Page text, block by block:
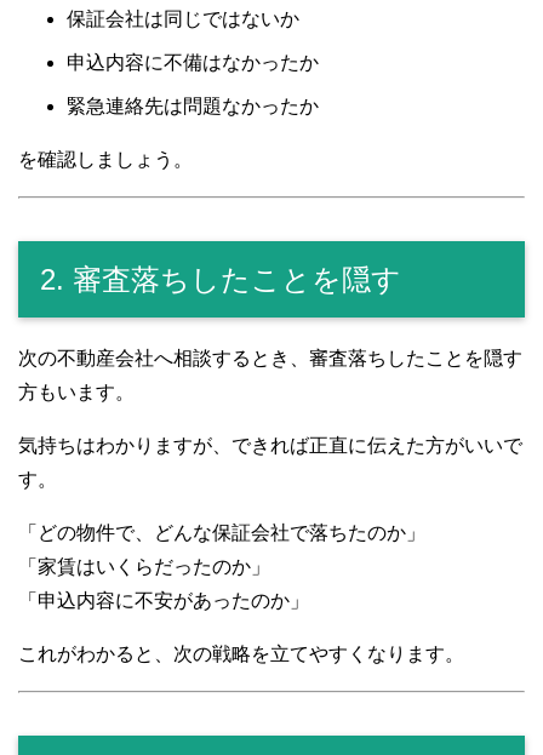
保証会社は同じではないか
申込内容に不備はなかったか
緊急連絡先は問題なかったか
を確認しましょう。
2. 審査落ちしたことを隠す
次の不動産会社へ相談するとき、審査落ちしたことを隠す
方もいます。
気持ちはわかりますが、できれば正直に伝えた方がいいで
す。
「どの物件で、どんな保証会社で落ちたのか」
「家賃はいくらだったのか」
「申込内容に不安があったのか」
これがわかると、次の戦略を立てやすくなります。